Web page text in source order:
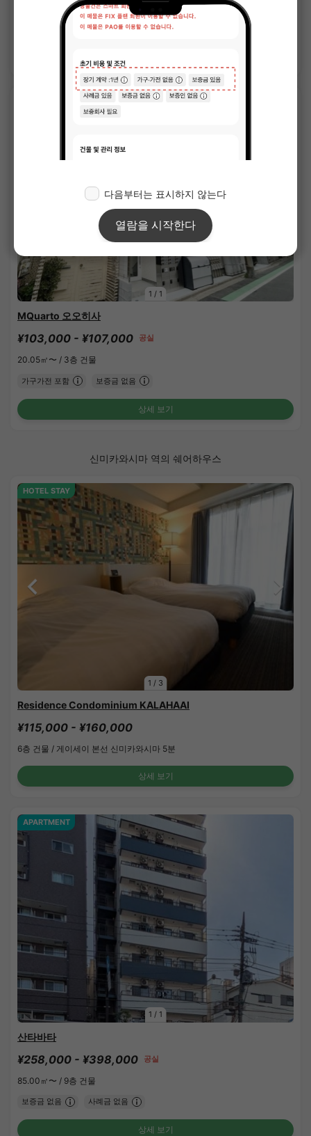
9층 건물
보증금 없음 사례금 없음
1 / 1
MQuarto 오오히사
¥103,000 - ¥107,000 공실
20.05㎡〜 / 3층 건물
가구가전 포함 보증금 없음
상세 보기
신미카와시마 역의 쉐어하우스
1 / 3
HOTEL STAY
Residence Condominium KALAHAAI
¥115,000 - ¥160,000
6층 건물 / 게이세이 본선 신미카와시마 5분
상세 보기
1 / 1
APARTMENT
산타바타
¥258,000 - ¥398,000 공실
85.00㎡〜 / 9층 건물
보증금 없음 사례금 없음
상세 보기